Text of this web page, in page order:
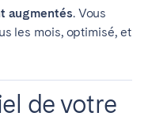
augmentés. Vous
les mois, optimisé, et
de votre